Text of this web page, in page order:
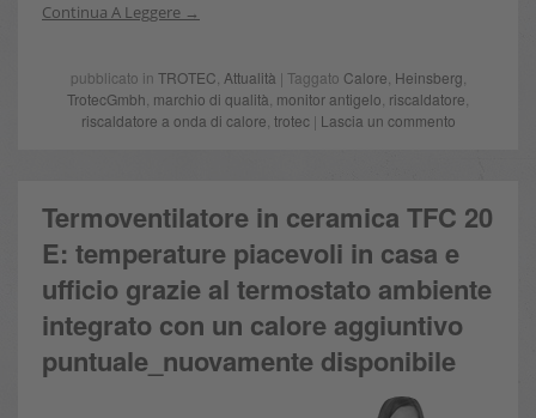
Continua A Leggere
pubblicato in TROTEC Attualità | Taggato Calore Heinsberg
TrotecGmbh marchio di qualità monitor antigelo riscaldatore
riscaldatore a onda di calore trotec| Lascia un commento
Termoventilatore in ceramica TFC 20
E: temperature piacevoli in casa e
ufficio grazie al termostato ambiente
integrato con un calore aggiuntivo
puntuale_nuovamente disponibile